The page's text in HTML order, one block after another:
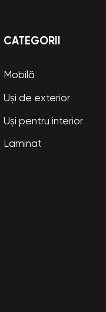
CATEGORII
Mobilă
Uși de exterior
Uși pentru interior
Laminat